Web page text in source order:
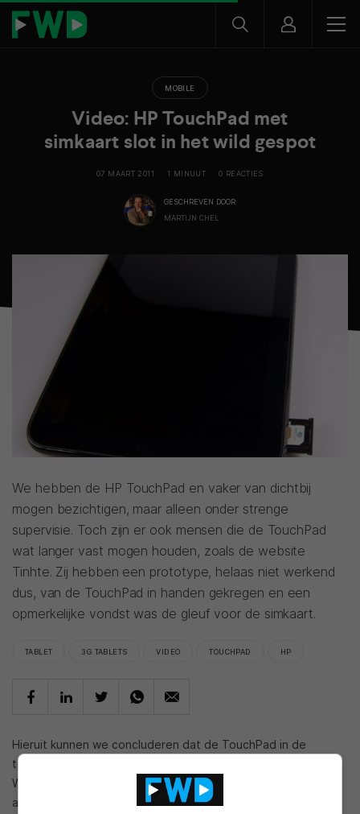
MOBILE
Video: HP TouchPad met
simkaart slot in het wild gespot
07 MAART 2011 1 MINUUT 0 REACTIES
GESCHREVEN DOOR
MARTIJN CHEL
We hebben de HP TouchPad en vaker van dichtbij
mogen bezichtigen, maar alleen onder strenge
supervisie. Toch zijn er ook mensen die de TouchPad
wat langer vast mogen houden, zoals de website
Tinhte. Zij hebben een prototype, helaas niet werkend
dus, van de TouchPad in handen gekregen en een
opmerkelijke vondst was de gleuf voor de simkaart.
TABLET 3G TABLETS VIDEO TOUCHPAD HP
Hieruit kunnen we concluderen dat de TouchPad in de
toekomst ook met 3G functionaliteit gelanceerd zal worden.
Wanneer dit gaat gebeuren is nog lastig in te schatten
aangezien we niet weten in welk stadium van het proces dit